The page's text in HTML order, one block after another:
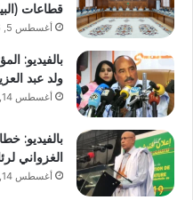
قطاعات
أغسطس 5, 2026
بالفيديو:
ولد عبد
أغسطس 14, 2024
بالفيديو:
الغزواني لرئاسيات
أغسطس 14, 2024